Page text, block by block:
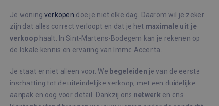
Je woning verkopen doe je niet elke dag. Daarom wil je zeker
zijn dat alles correct verloopt en dat je het maximale uit je
verkoophaalt. In Sint-Martens-Bodegem kan je rekenen op
de lokale kennis en ervaring van Immo Accenta.
Je staat er niet alleen voor. We begeleiden je van de eerste
inschatting tot de uiteindelijke verkoop, met een duidelijke
aanpak en oog voor detail. Dankzij ons netwerk en ons